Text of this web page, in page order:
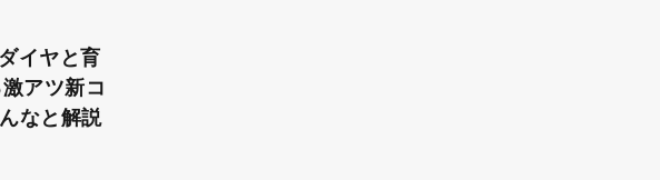
イヤと育
アツ新コ
なと解説